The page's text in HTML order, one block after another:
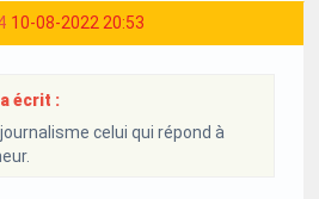
10-08-2022 20:53
écrit :
celui qui répond à